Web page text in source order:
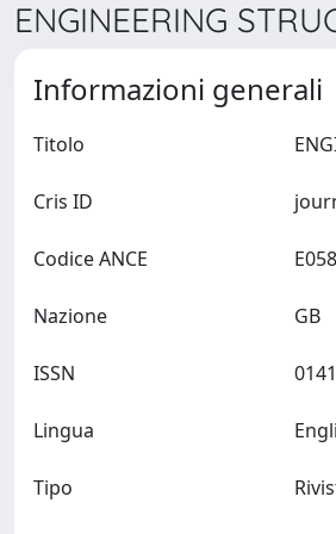
ENGINEERING
Informazioni generali
Titolo
Cris ID
Codice ANCE
Nazione
ISSN
Lingua
Tipo